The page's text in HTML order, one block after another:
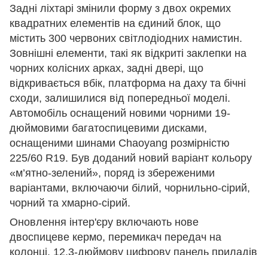
Задні ліхтарі змінили форму з двох окремих
квадратних елементів на єдиний блок, що
містить 300 червоних світлодіодних намистин.
Зовнішні елементи, такі як відкриті заклепки на
чорних колісних арках, задні двері, що
відкривається вбік, платформа на даху та бічні
сходи, залишилися від попередньої моделі.
Автомобіль оснащений новими чорними 19-
дюймовими багатоспицевими дисками,
оснащеними шинами Chaoyang розмірністю
225/60 R19. Був доданий новий варіант кольору
«м’ятно-зелений», поряд із збереженими
варіантами, включаючи білий, чорнильно-сірий,
чорний та хмарно-сірий.
Оновлення інтер'єру включають нове
двоспицеве кермо, перемикач передач на
колонці, 12,3-дюймову цифрову панель приладів